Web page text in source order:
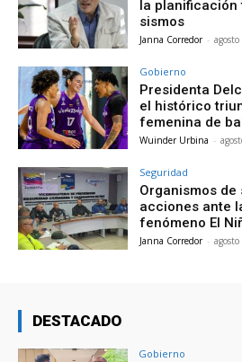
la
sismos
Janna Corredor -
Gobierno
Presidenta
el histórico
femenina de
Wuinder Urbina -
Seguridad
Organismos
acciones ante
fenómeno El
Janna Corredor -
DESTACADO
Gobierno